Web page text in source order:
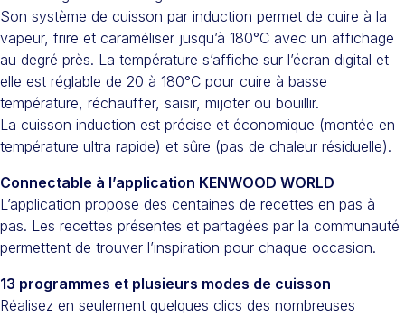
Son système de cuisson par induction permet de cuire à la
vapeur, frire et caraméliser jusqu’à 180°C avec un affichage
au degré près. La température s’affiche sur l’écran digital et
elle est réglable de 20 à 180°C pour cuire à basse
température, réchauffer, saisir, mijoter ou bouillir.
La cuisson induction est précise et économique (montée en
température ultra rapide) et sûre (pas de chaleur résiduelle).
Connectable à l’application KENWOOD WORLD
L’application propose des centaines de recettes en pas à
pas. Les recettes présentes et partagées par la communauté
permettent de trouver l’inspiration pour chaque occasion.
13 programmes et plusieurs modes de cuisson
Réalisez en seulement quelques clics des nombreuses